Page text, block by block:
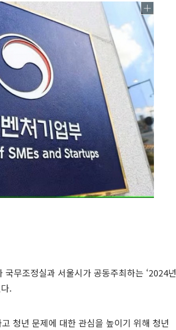
국무조정실과 서울시가 공동주최하는 ‘2024년
.
청년 문제에 대한 관심을 높이기 위해 청년